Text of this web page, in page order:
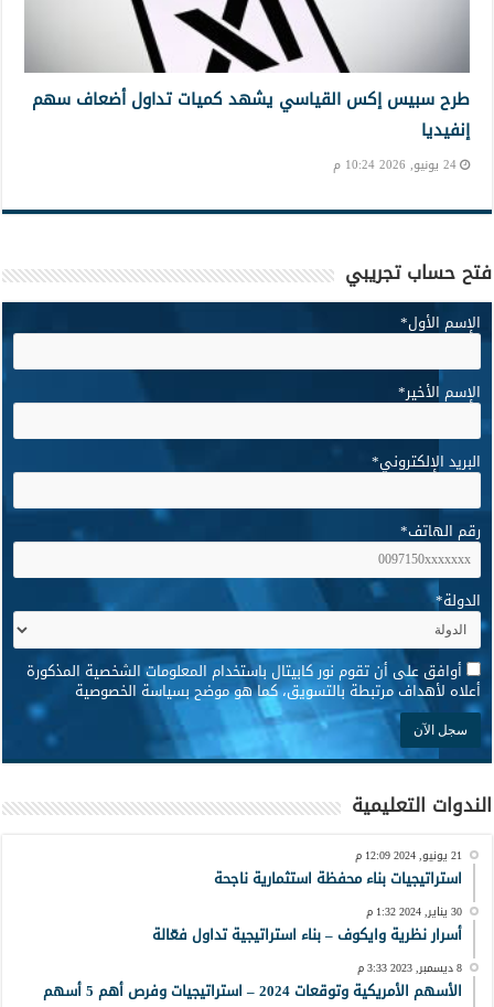
طرح سبيس إكس القياسي يشهد كميات تداول أضعاف سهم
إنفيديا
24 يونيو, 2026 10:24 م
فتح حساب تجريبي
الإسم الأول*
الإسم الأخير*
البريد الإلكتروني*
رقم الهاتف*
الدولة*
* أوافق على أن تقوم نور كابيتال باستخدام المعلومات الشخصية المذكورة
أعلاه لأهداف مرتبطة بالتسويق، كما هو موضح بسياسة الخصوصية
الندوات التعليمية
21 يونيو, 2024 12:09 م
استراتيجيات بناء محفظة استثمارية ناجحة
30 يناير, 2024 1:32 م
أسرار نظرية وايكوف – بناء استراتيجية تداول فعّالة
8 ديسمبر, 2023 3:33 م
الأسهم الأمريكية وتوقعات 2024 – استراتيجيات وفرص أهم 5 أسهم